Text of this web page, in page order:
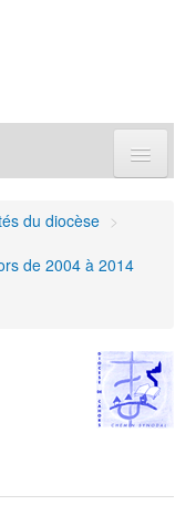
du diocèse >
de 2004 à 2014